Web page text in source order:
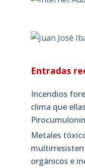
Entradas
Incendios
clima que
Metales
orgánicos e